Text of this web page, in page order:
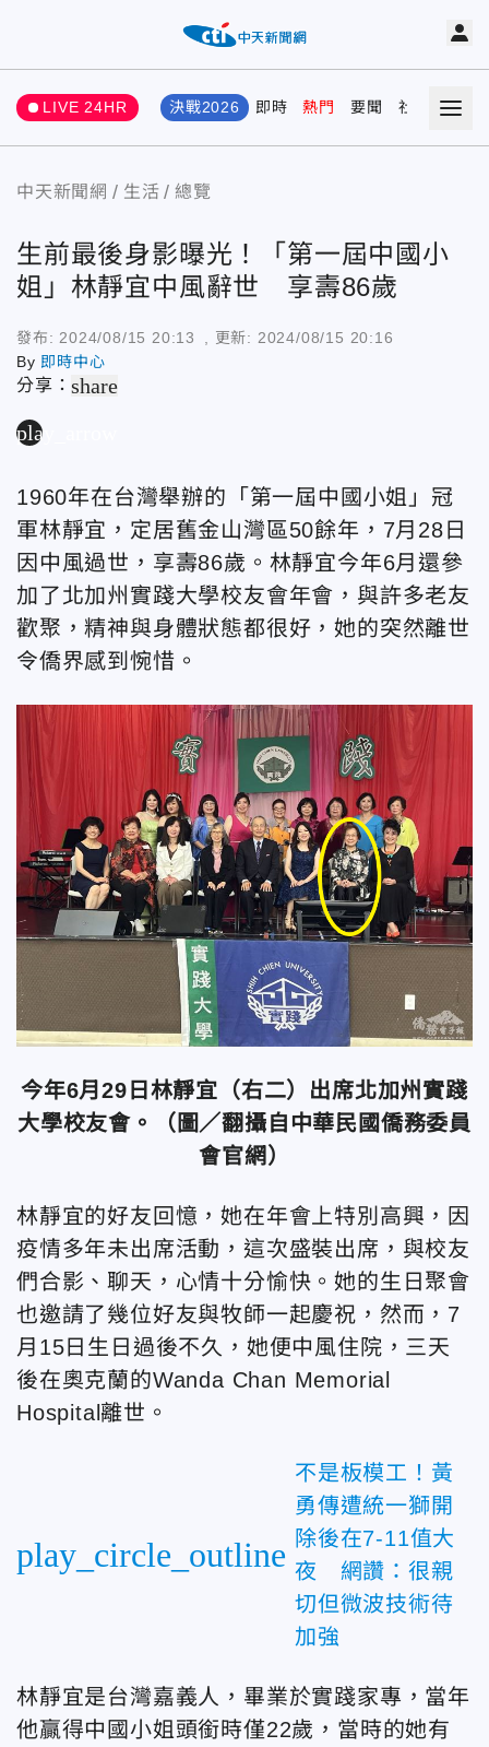
LIVE 24HR 決戰2026 即時 熱門 要聞 社會 娛樂
中天新聞網 生活 總覽
生前最後身影曝光！「第一屆中國小
姐」林靜宜中風辭世 享壽86歲
發布: 2024/08/15 20:13 , 更新: 2024/08/15 20:16
By 即時中心
分享：share
play_arrow
1960年在台灣舉辦的「第一屆中國小姐」冠
軍林靜宜，定居舊金山灣區50餘年，7月28日
因中風過世，享壽86歲。林靜宜今年6月還參
加了北加州實踐大學校友會年會，與許多老友
歡聚，精神與身體狀態都很好，她的突然離世
令僑界感到惋惜。
今年6月29日林靜宜（右二）出席北加州實踐
大學校友會。（圖／翻攝自中華民國僑務委員
會官網）
林靜宜的好友回憶，她在年會上特別高興，因
疫情多年未出席活動，這次盛裝出席，與校友
們合影、聊天，心情十分愉快。她的生日聚會
也邀請了幾位好友與牧師一起慶祝，然而，7
月15日生日過後不久，她便中風住院，三天
後在奧克蘭的Wanda Chan Memorial
Hospital離世。
play_circle_outline
不是板模工！黃
勇傳遭統一獅開
除後在7-11值大
夜 網讚：很親
切但微波技術待
加強
林靜宜是台灣嘉義人，畢業於實踐家專，當年
他贏得中國小姐頭銜時僅22歲，當時的她有